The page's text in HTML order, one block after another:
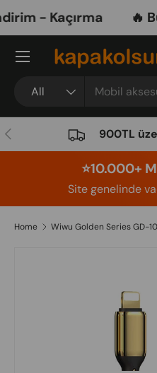
Skip to content
- Kaçırma 🔥
All
Menu
Previous 900TL
⭐️10.000+
Site genelinde
Home Wiwu Golden Series GD-